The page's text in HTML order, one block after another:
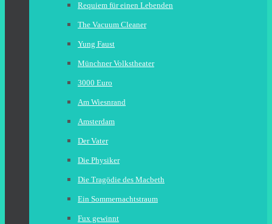
Requiem für einen Lebenden
The Vacuum Cleaner
Yung Faust
Münchner Volkstheater
3000 Euro
Am Wiesnrand
Amsterdam
Der Vater
Die Physiker
Die Tragödie des Macbeth
Ein Sommernachtstraum
Fux gewinnt